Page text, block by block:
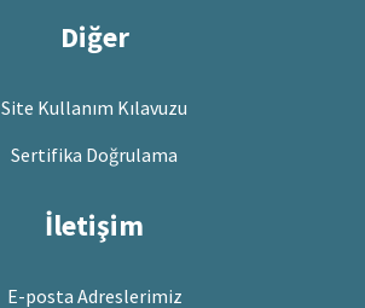
Diğer
Site Kullanım Kılavuzu
Sertifika Doğrulama
İletişim
E-posta Adreslerimiz